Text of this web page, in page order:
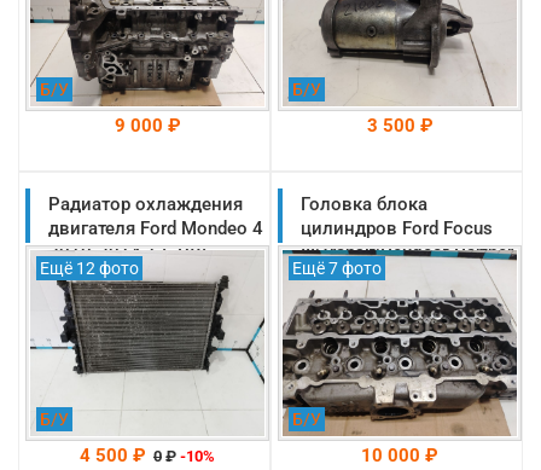
Б/У
9 000 ₽
На складе: Раменское
-->
Б/У
3 500 ₽
На складе: Раменское
-->
Радиатор охлаждения
двигателя Ford Mondeo 4
2010-2014 1.6 DV6
оригинал (1563251)
Ещё 12 фото
Б/У
4 500 ₽ 0 ₽ -10%
Головка блока
цилиндров Ford Focus
III;Transit;Peugeot Partner
1.6L TDCI DURATORQ
(1685778)
Ещё 7 фото
Б/У
10 000 ₽